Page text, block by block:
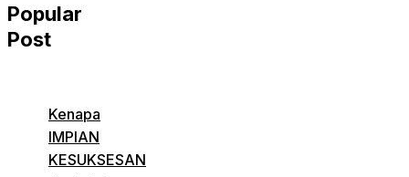
Popular
Post
​Kenapa
IMPIAN
KESUKSESAN